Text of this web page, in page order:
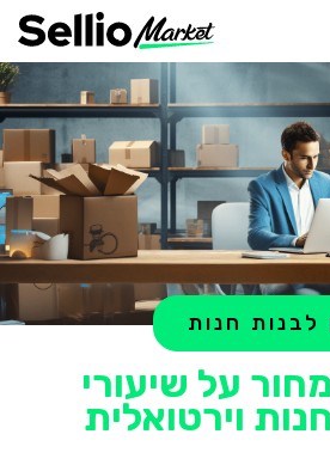
על שיעורי
וירטואלית
לבנות חנות